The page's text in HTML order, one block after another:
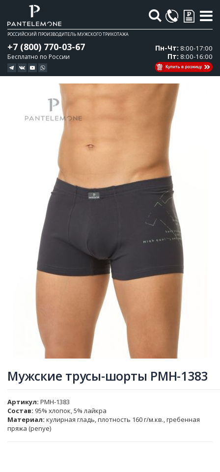
Поиск
РОССИЙСКИЙ ПРОИЗВОДИТЕЛЬ МУЖСКОГО ТРИКОТАЖА
+7 (800) 770-03-67
Бесплатно по России
Пн-Чт: 8:00-17:00
Пт: 8:00-16:00
галереи
изображений
галереи
изображений
Мужские трусы-шорты PMH-1383
Артикул PMH-1383
Состав: 95% хлопок, 5% лайкра
Материал: кулирная гладь, плотность 160 г/м.кв., гребенная
пряжа (penye)